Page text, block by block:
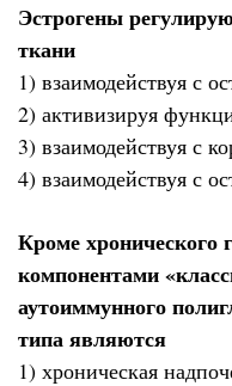
Эстрогены
ткани
1) взаимодействуя с
2) активизируя
3) взаимодействуя с
4) взаимодействуя с
Кроме хронического
компонентами
аутоиммунного
типа являются
1) хроническая